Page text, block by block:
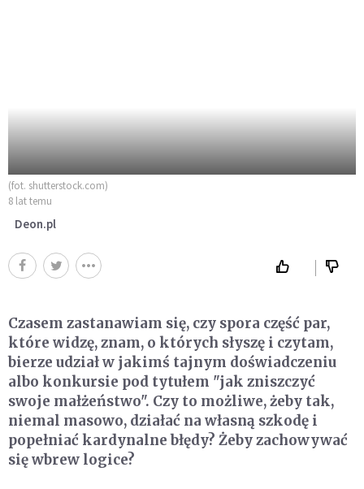
(fot. shutterstock.com)
8 lat temu
Deon.pl
Czasem zastanawiam się, czy spora część par,
które widzę, znam, o których słyszę i czytam,
bierze udział w jakimś tajnym doświadczeniu
albo konkursie pod tytułem "jak zniszczyć
swoje małżeństwo". Czy to możliwe, żeby tak,
niemal masowo, działać na własną szkodę i
popełniać kardynalne błędy? Żeby zachowywać
się wbrew logice?